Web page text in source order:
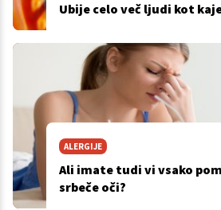
Ubije celo več ljudi kot
ALERGIJE
Ali imate tudi vi vsako
srbeče oči?